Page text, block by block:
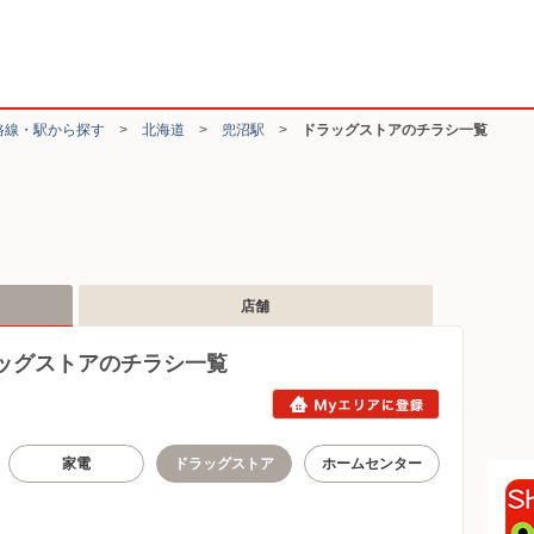
線・駅から探す > 北海道 > 兜沼駅 > ドラッグストアのチラシ一覧
店舗
グストアのチラシ一覧
家電 ドラッグストア ホームセンター